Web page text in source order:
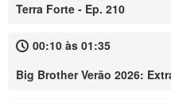
Terra Forte - Ep. 210
00:10 às 01:35
Big Brother Verão 2026: